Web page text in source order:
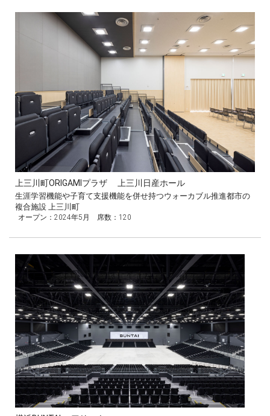
上三川町ORIGAMIプラザ 上三川日産ホール
生涯学習機能や子育て支援機能を併せ持つウォーカブル推進都市の
複合施設 上三川町
オープン：2024年5月 席数：120